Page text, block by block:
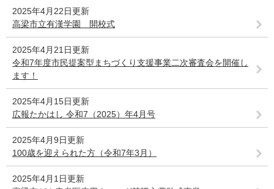
2025年4月22日更新
高梁市立有漢学園 開校式
2025年4月21日更新
令和7年度市民提案型まちづくり支援事業二次審査会を開催し
ます！
2025年4月15日更新
広報たかはし 令和7（2025）年4月号
2025年4月9日更新
100歳を迎えられた方（令和7年3月）
2025年4月1日更新